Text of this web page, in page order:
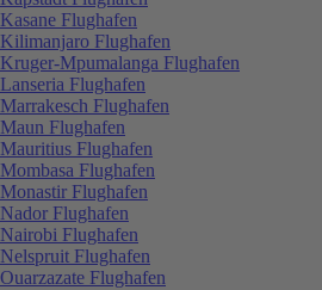
Kasane Flughafen
Kilimanjaro Flughafen
Kruger-Mpumalanga Flughafen
Lanseria Flughafen
Marrakesch Flughafen
Maun Flughafen
Mauritius Flughafen
Mombasa Flughafen
Monastir Flughafen
Nador Flughafen
Nairobi Flughafen
Nelspruit Flughafen
Ouarzazate Flughafen